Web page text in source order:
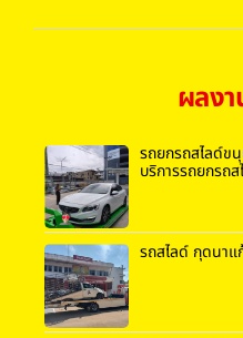
ผลง
รถยกรถสไลด์ข
บริการรถยกรถ
รถสไลด์ กุดนาแ